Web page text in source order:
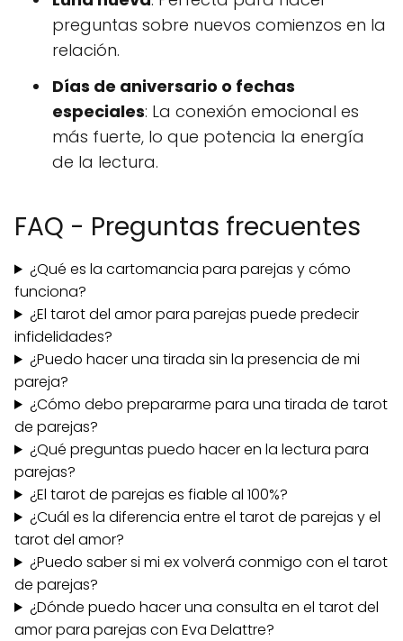
preguntas sobre nuevos comienzos en la
relación.
Días de aniversario o fechas
especiales: La conexión emocional es
más fuerte, lo que potencia la energía
de la lectura.
FAQ - Preguntas frecuentes
¿Qué es la cartomancia para parejas y cómo
funciona?
¿El tarot del amor para parejas puede predecir
infidelidades?
¿Puedo hacer una tirada sin la presencia de mi
pareja?
¿Cómo debo prepararme para una tirada de tarot
de parejas?
¿Qué preguntas puedo hacer en la lectura para
parejas?
¿El tarot de parejas es fiable al 100%?
¿Cuál es la diferencia entre el tarot de parejas y el
tarot del amor?
¿Puedo saber si mi ex volverá conmigo con el tarot
de parejas?
¿Dónde puedo hacer una consulta en el tarot del
amor para parejas con Eva Delattre?